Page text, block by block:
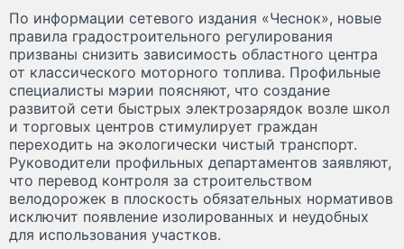
По информации сетевого издания «Чеснок», новые
правила градостроительного регулирования
призваны снизить зависимость областного центра
от классического моторного топлива. Профильные
специалисты мэрии поясняют, что создание
развитой сети быстрых электрозарядок возле школ
и торговых центров стимулирует граждан
переходить на экологически чистый транспорт.
Руководители профильных департаментов заявляют,
что перевод контроля за строительством
велодорожек в плоскость обязательных нормативов
исключит появление изолированных и неудобных
для использования участков.